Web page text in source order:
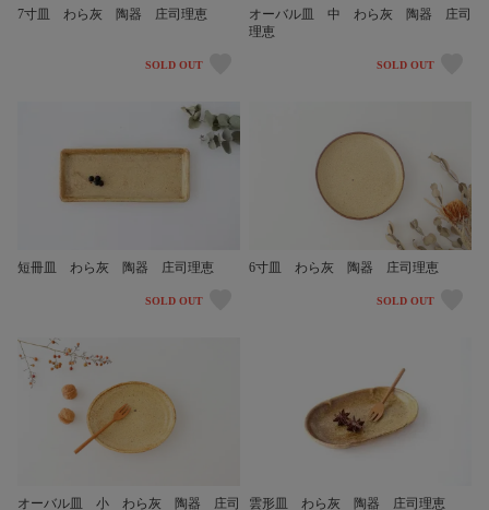
7寸皿 わら灰 陶器 庄司理恵
SOLD OUT
オーバル皿 中 わら灰 陶器 庄司
理恵
SOLD OUT
短冊皿 わら灰 陶器 庄司理恵
SOLD OUT
6寸皿 わら灰 陶器 庄司理恵
SOLD OUT
オーバル皿 小 わら灰 陶器 庄司
雲形皿 わら灰 陶器 庄司理恵